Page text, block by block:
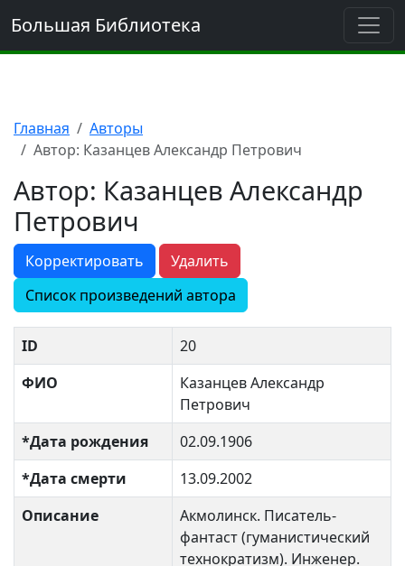
Большая Библиотека
Главная
Авторы
Автор: Казанцев Александр Петрович
Автор: Казанцев Александр
Петрович
Корректировать
Удалить
Список произведений автора
ID
20
ФИО
Казанцев Александр
Петрович
*Дата рождения
02.09.1906
*Дата смерти
13.09.2002
Описание
Акмолинск. Писатель-
фантаст (гуманистический
технократизм). Инженер.